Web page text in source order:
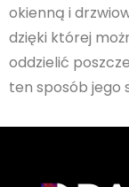
okienną i
dzięki której
oddzielić
ten sposób jego